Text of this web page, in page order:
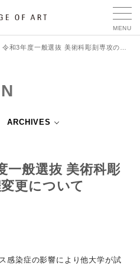
3年度一般選抜 美術科彫刻専攻の試験日程変更について
ARCHIVES
一般選抜 美術科彫
更について
感染症の影響により他大学が試